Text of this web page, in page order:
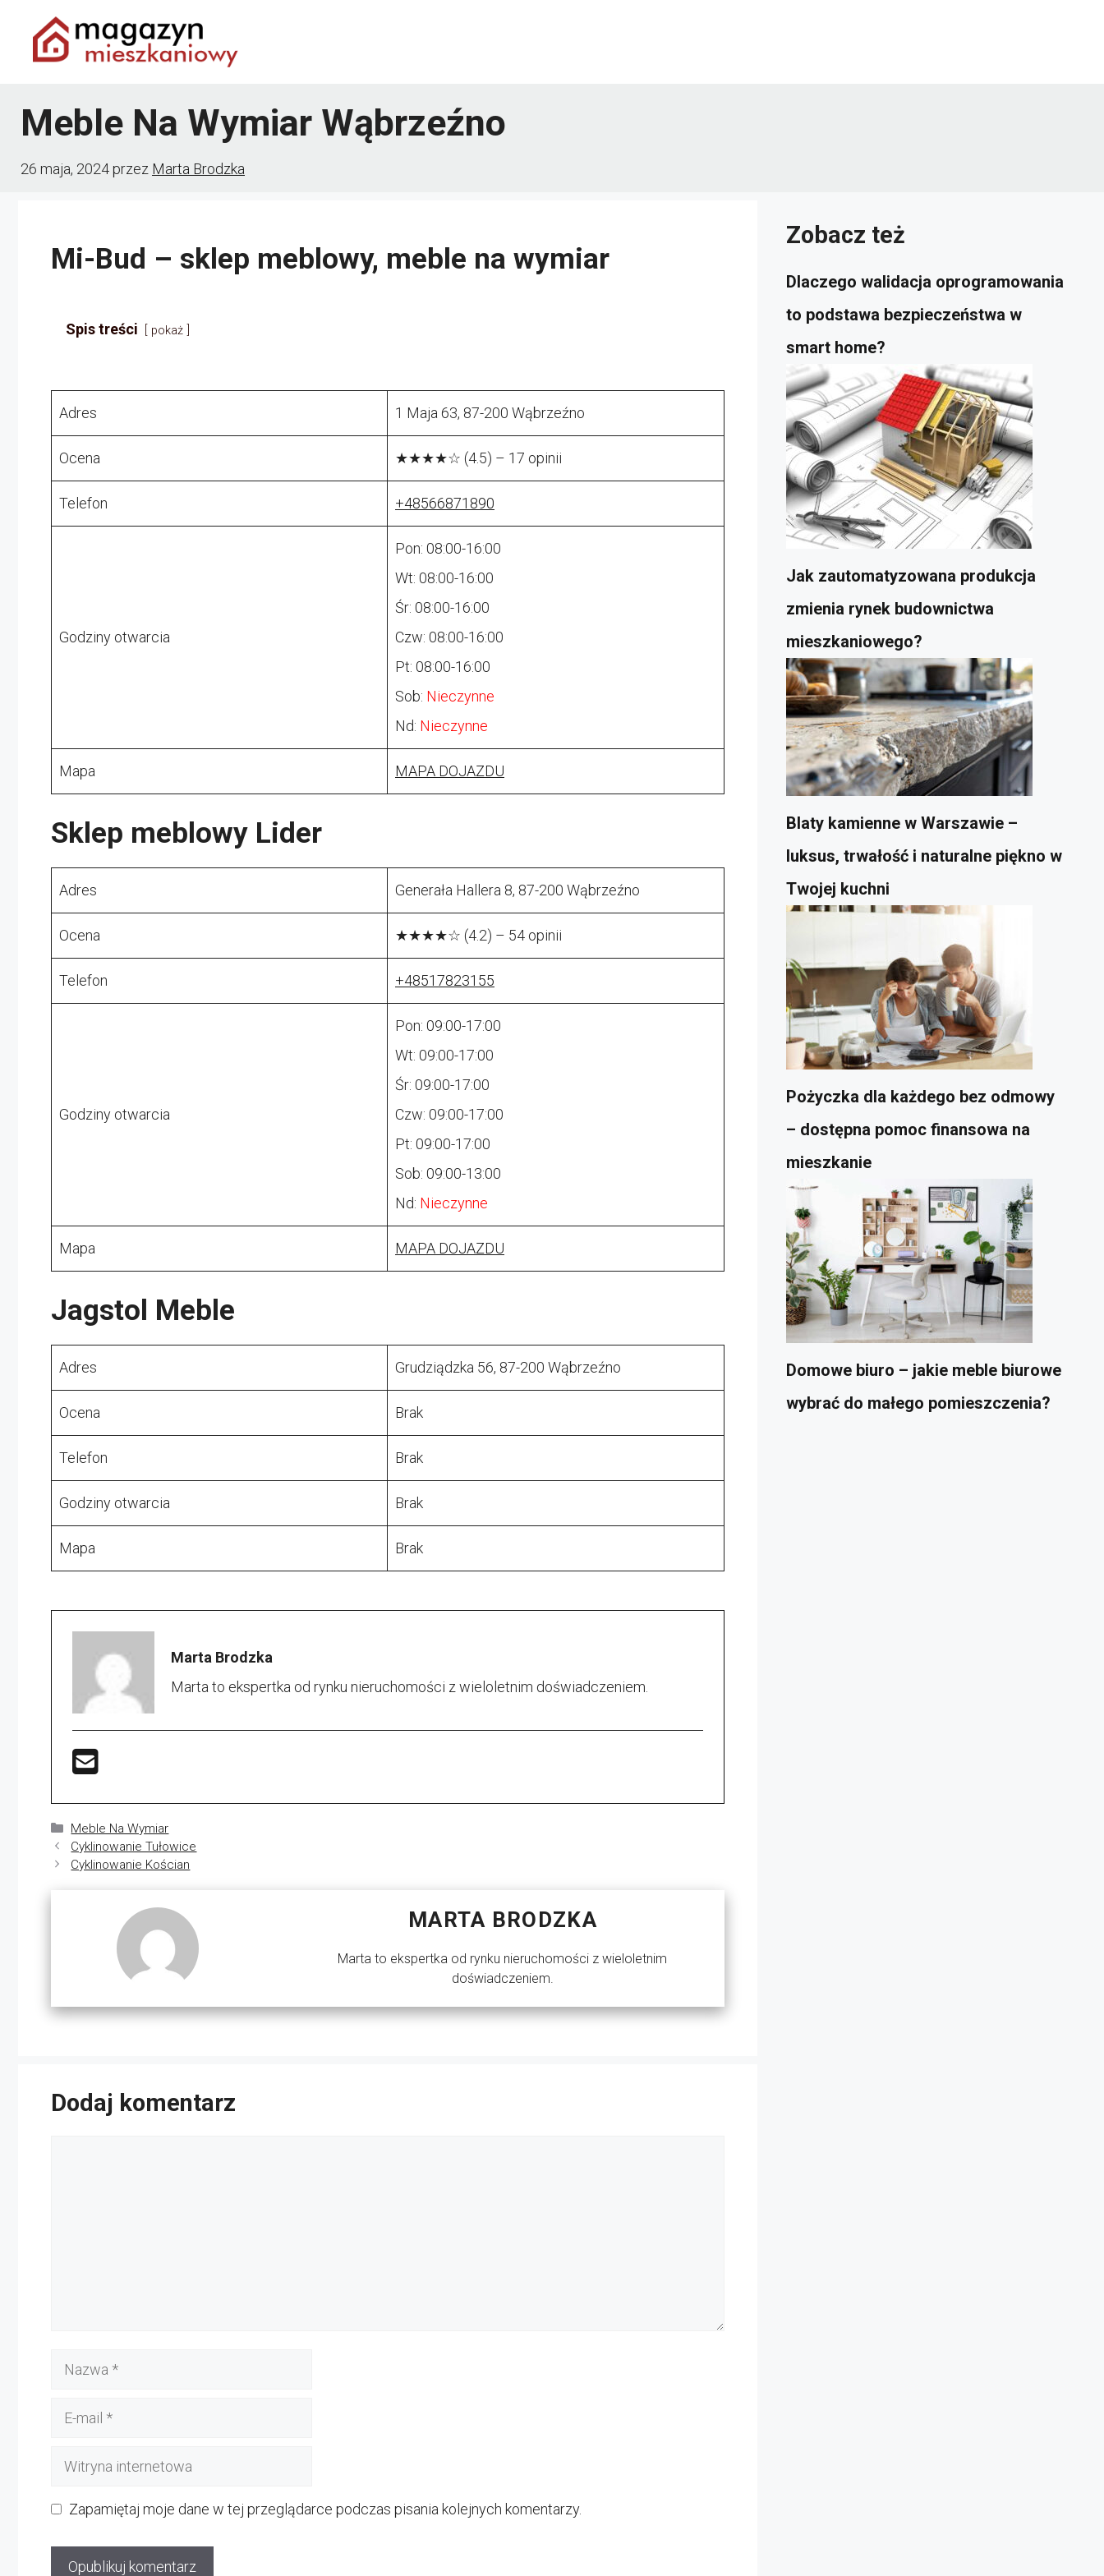
Meble Na Wymiar Wąbrzeźno
26 maja, 2024przez Marta Brodzka
Mi-Bud – sklep meblowy, meble na wymiar
Spis treści pokaż
Adres 1 Maja 63, 87-200 Wąbrzeźno
Ocena ★★★★☆ (4.5) – 17 opinii
Telefon +48566871890
Godziny otwarcia
Pon: 08:00-16:00
Wt: 08:00-16:00
Śr: 08:00-16:00
Czw: 08:00-16:00
Pt: 08:00-16:00
Sob: Nieczynne
Nd: Nieczynne
Mapa MAPA DOJAZDU
Sklep meblowy Lider
Adres Generała Hallera 8, 87-200 Wąbrzeźno
Ocena ★★★★☆ (4.2) – 54 opinii
Telefon +48517823155
Godziny otwarcia
Pon: 09:00-17:00
Wt: 09:00-17:00
Śr: 09:00-17:00
Czw: 09:00-17:00
Pt: 09:00-17:00
Sob: 09:00-13:00
Nd: Nieczynne
Mapa MAPA DOJAZDU
Jagstol Meble
Adres Grudziądzka 56, 87-200 Wąbrzeźno
Ocena Brak
Telefon Brak
Godziny otwarcia Brak
Mapa Brak
Marta Brodzka
Marta to ekspertka od rynku nieruchomości z wieloletnim doświadczeniem.
Kategorie
Meble Na Wymiar
Cyklinowanie Tułowice
Cyklinowanie Kościan
MARTA BRODZKA
Marta to ekspertka od rynku nieruchomości z wieloletnim
doświadczeniem.
Dodaj komentarz
Nazwa
Witryna
Zapamiętaj moje dane w tej przeglądarce podczas pisania kolejnych komentarzy.
Zobacz też
Dlaczego walidacja oprogramowania
to podstawa bezpieczeństwa w
smart home?
Jak zautomatyzowana produkcja
zmienia rynek budownictwa
mieszkaniowego?
Blaty kamienne w Warszawie –
luksus, trwałość i naturalne piękno w
Twojej kuchni
Pożyczka dla każdego bez odmowy
– dostępna pomoc finansowa na
mieszkanie
Domowe biuro – jakie meble biurowe
wybrać do małego pomieszczenia?